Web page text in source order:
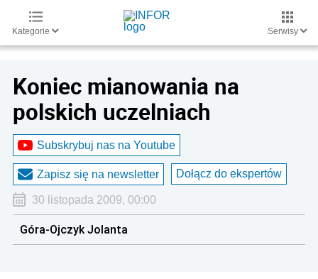
Kategorie Serwisy
Koniec mianowania na
polskich uczelniach
Subskrybuj nas na Youtube
Zapisz się na newsletter Dołącz do ekspertów
30 listopada 2009, 00:00
Góra-Ojczyk Jolanta